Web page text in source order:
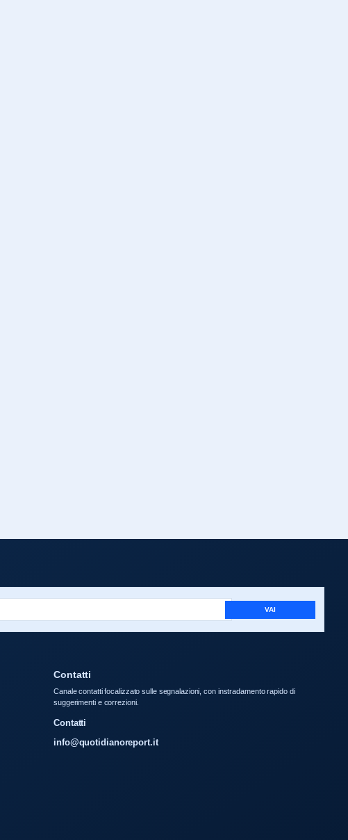
VAI
Contatti
Canale contatti focalizzato sulle segnalazioni, con instradamento rapido di
suggerimenti e correzioni.
Contatti
info@quotidianoreport.it